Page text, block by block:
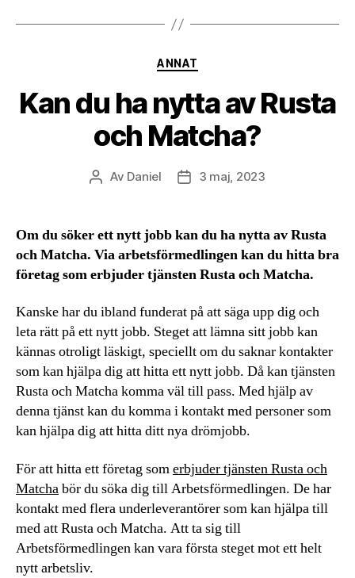
Kategorier
ANNAT
Kan du ha nytta av Rusta
och Matcha?
Inläggsförfattare
Av Daniel Inläggsdatum
3 maj, 2023
Om du söker ett nytt jobb kan du ha nytta av Rusta
och Matcha. Via arbetsförmedlingen kan du hitta bra
företag som erbjuder tjänsten Rusta och Matcha.
Kanske har du ibland funderat på att säga upp dig och
leta rätt på ett nytt jobb. Steget att lämna sitt jobb kan
kännas otroligt läskigt, speciellt om du saknar kontakter
som kan hjälpa dig att hitta ett nytt jobb. Då kan tjänsten
Rusta och Matcha komma väl till pass. Med hjälp av
denna tjänst kan du komma i kontakt med personer som
kan hjälpa dig att hitta ditt nya drömjobb.
För att hitta ett företag somerbjuder tjänsten Rusta och
Matchabör du söka dig till Arbetsförmedlingen. De har
kontakt med flera underleverantörer som kan hjälpa till
med att Rusta och Matcha. Att ta sig till
Arbetsförmedlingen kan vara första steget mot ett helt
nytt arbetsliv.